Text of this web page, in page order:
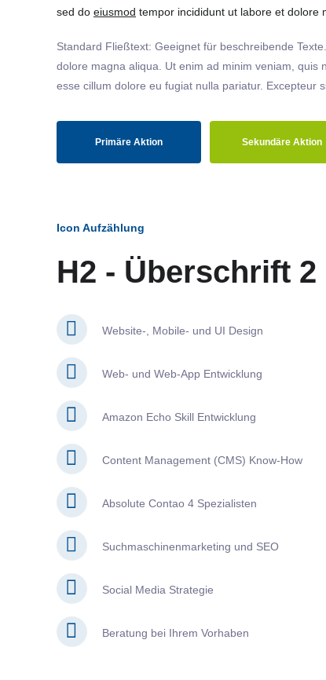
sed do eiusmod tempor incididunt ut labore et dolore
Standard Fließtext: Geeignet für beschreibende Texte.
dolore magna aliqua. Ut enim ad minim veniam,
esse cillum dolore eu fugiat nulla pariatur. Excepteur
Primäre Aktion Sekundäre Aktion
Icon Aufzählung
H2 - Überschrift 2
Website-, Mobile- und UI Design
Web- und Web-App Entwicklung
Amazon Echo Skill Entwicklung
Content Management (CMS) Know-How
Absolute Contao 4 Spezialisten
Suchmaschinenmarketing und SEO
Social Media Strategie
Beratung bei Ihrem Vorhaben